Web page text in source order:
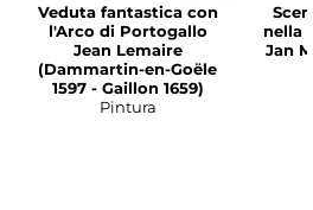
Veduta fantastica con
l'Arco di Portogallo
Jean Lemaire
(Dammartin-en-Goële
1597 - Gaillon 1659)
Pintura
nella
Jan